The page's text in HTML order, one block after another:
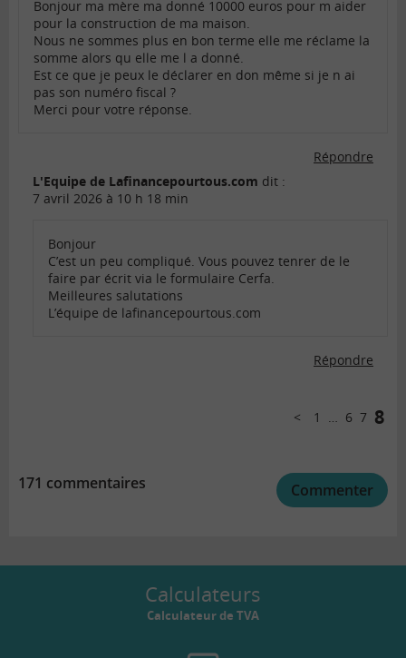
Bonjour ma mère ma donné 10000 euros pour m aider
pour la construction de ma maison.
Nous ne sommes plus en bon terme elle me réclame la
somme alors qu elle me l a donné.
Est ce que je peux le déclarer en don même si je n ai
pas son numéro fiscal ?
Merci pour votre réponse.
Répondre
L'Equipe de Lafinancepourtous.com dit :
7 avril 2026 à 10 h 18 min
Bonjour
C’est un peu compliqué. Vous pouvez tenrer de le
faire par écrit via le formulaire Cerfa.
Meilleures salutations
L’équipe de lafinancepourtous.com
Répondre
Précédent
1 … 6 7 8
171 commentaires Commenter
Calculateurs
Calculateur de TVA